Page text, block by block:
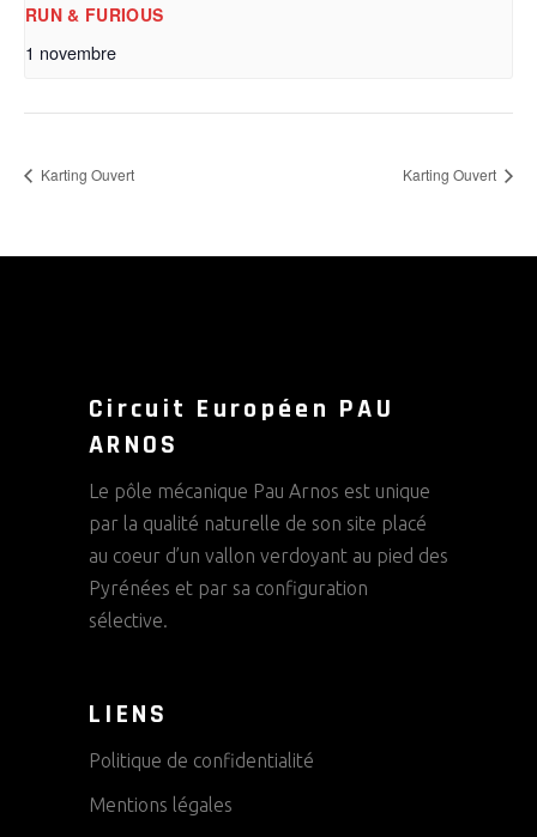
RUN & FURIOUS
1 novembre
Karting Ouvert Karting Ouvert
Circuit Européen PAU
ARNOS
Le pôle mécanique Pau Arnos est unique
par la qualité naturelle de son site placé
au coeur d’un vallon verdoyant au pied des
Pyrénées et par sa configuration
sélective.
LIENS
Politique de confidentialité
Mentions légales